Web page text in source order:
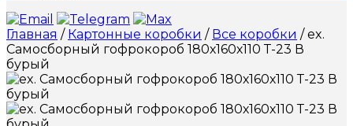
Главная / Картонные коробки / Все коробки / ex.
Самосборный гофрокороб 180х160х110 Т-23 В
бурый